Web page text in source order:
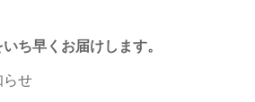
ち早くお届けします。
らせ